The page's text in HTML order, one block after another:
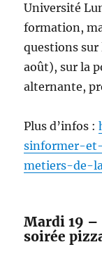
Université
formation,
questions sur
août), sur la
alternante,
Plus d’infos :
sinformer-
metiers-de-
Mardi 19 –
soirée